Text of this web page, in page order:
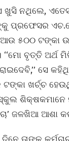
ଖୁସି ନଥିଲେ,
ପ୍ରଫେସର
୫୦୦ ଟଙ୍କା
ବୃତ୍ତି ଅର୍ଥ
ସେ
ଖର୍ଚ୍ଚ
ଜଳଖିଆ ଆଶା